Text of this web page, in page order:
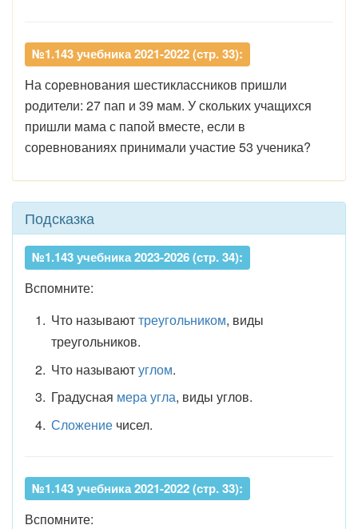
№1.143 учебника 2021-2022 (стр. 33):
На соревнования шестиклассников пришли
родители: 27 пап и 39 мам. У скольких учащихся
пришли мама с папой вместе, если в
соревнованиях принимали участие 53 ученика?
Подсказка
№1.143 учебника 2023-2026 (стр. 34):
Вспомните:
Что называюттреугольником, виды
треугольников.
Что называютуглом.
Градусная мера угла, виды углов.
Сложениечисел.
№1.143 учебника 2021-2022 (стр. 33):
Вспомните: